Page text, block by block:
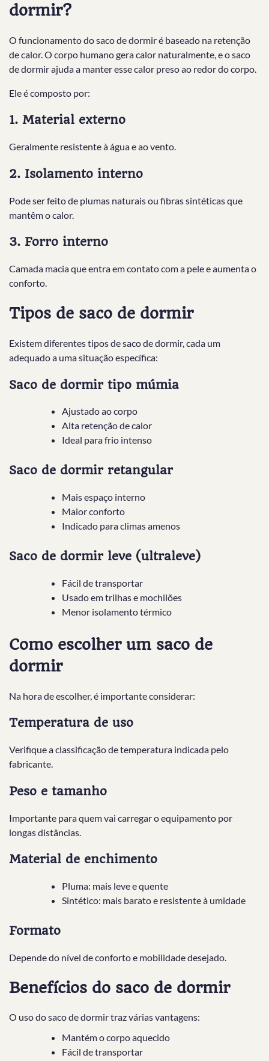
dormir?
O funcionamento do saco de dormir é baseado na retenção
de calor. O corpo humano gera calor naturalmente, e o saco
de dormir ajuda a manter esse calor preso ao redor do corpo.
Ele é composto por:
1. Material externo
Geralmente resistente à água e ao vento.
2. Isolamento interno
Pode ser feito de plumas naturais ou fibras sintéticas que
mantêm o calor.
3. Forro interno
Camada macia que entra em contato com a pele e aumenta o
conforto.
Tipos de saco de dormir
Existem diferentes tipos de saco de dormir, cada um
adequado a uma situação específica:
Saco de dormir tipo múmia
Ajustado ao corpo
Alta retenção de calor
Ideal para frio intenso
Saco de dormir retangular
Mais espaço interno
Maior conforto
Indicado para climas amenos
Saco de dormir leve (ultraleve)
Fácil de transportar
Usado em trilhas e mochilões
Menor isolamento térmico
Como escolher um saco de
dormir
Na hora de escolher, é importante considerar:
Temperatura de uso
Verifique a classificação de temperatura indicada pelo
fabricante.
Peso e tamanho
Importante para quem vai carregar o equipamento por
longas distâncias.
Material de enchimento
Pluma: mais leve e quente
Sintético: mais barato e resistente à umidade
Formato
Depende do nível de conforto e mobilidade desejado.
Benefícios do saco de dormir
O uso do saco de dormir traz várias vantagens:
Mantém o corpo aquecido
Fácil de transportar